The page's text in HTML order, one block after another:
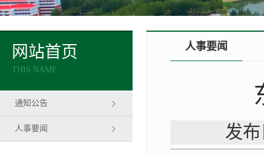
网站首页
THIS NAME
通知公告
人事要闻
人事要闻
发